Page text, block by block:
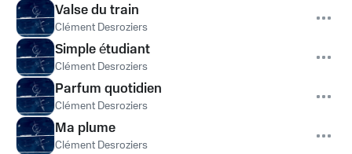
Valse du train
Clément Desroziers
Simple étudiant
Clément Desroziers
Parfum quotidien
Clément Desroziers
Ma plume
Clément Desroziers